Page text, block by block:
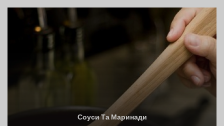
Соуси Та Маринади